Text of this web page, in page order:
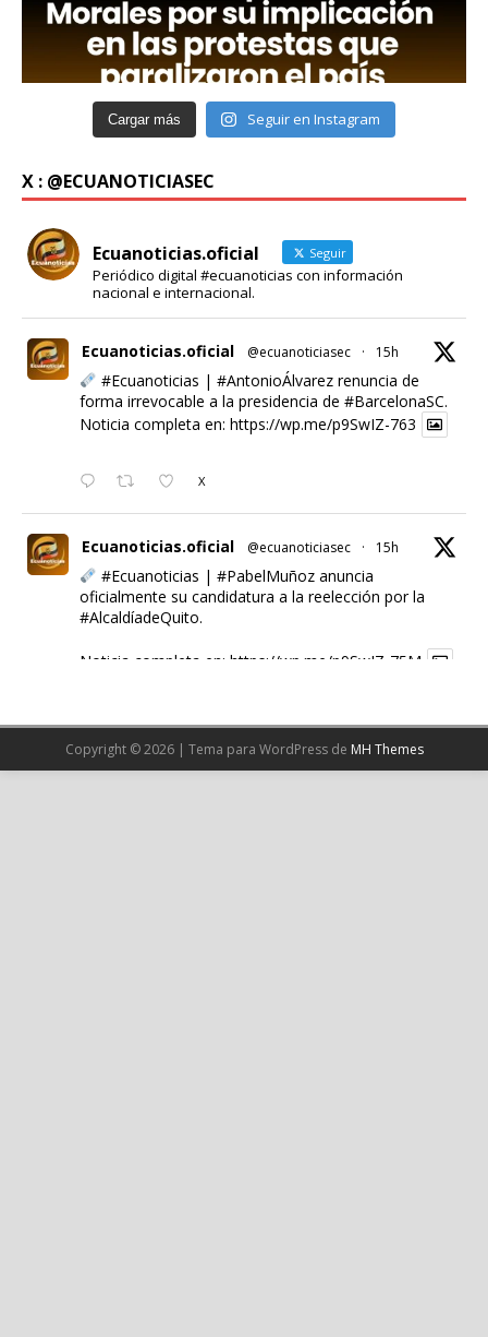
Cargar más Seguir en Instagram
X : @ECUANOTICIASEC
Ecuanoticias.oficial Seguir
Periódico digital #ecuanoticias con información
nacional e internacional.
Ecuanoticias.oficial @ecuanoticiasec · 15h
#Ecuanoticias | #AntonioÁlvarezrenuncia de
forma irrevocable a la presidencia de #BarcelonaSC.
Noticia completa en: https://wp.me/p9SwIZ-763
X
Ecuanoticias.oficial @ecuanoticiasec · 15h
#Ecuanoticias | #PabelMuñozanuncia
oficialmente su candidatura a la reelección por la
#AlcaldíadeQuito.
Noticia completa en: https://wp.me/p9SwIZ-75M
Cargar más
Copyright © 2026 | Tema para WordPress de MH Themes